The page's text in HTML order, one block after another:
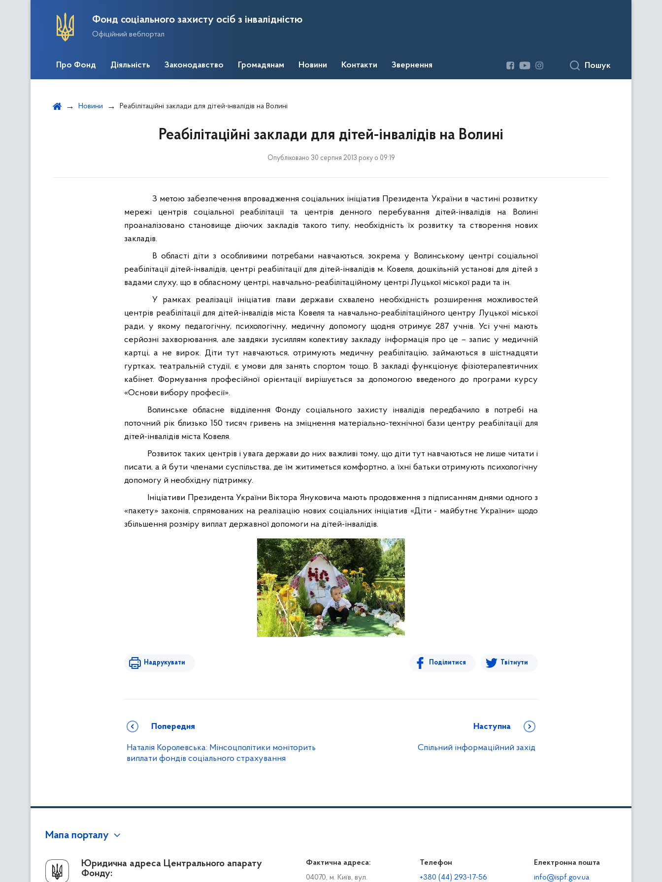
Фонд соціального захисту осіб з інвалідністю
Офіційний вебпортал
Про Фонд Діяльність Законодавство Громадянам Новини Контакти Звернення Пошук
Новини Реабілітаційні заклади для дітей-інвалідів на Волині
Реабілітаційні заклади для дітей-інвалідів на Волині
Опубліковано 30 серпня 2013 року о 09:19
З метою забезпечення впровадження соціальних ініціатив Президента України в частині розвитку
мережі центрів соціальної реабілітації та центрів денного перебування дітей-інвалідів на Волині
проаналізовано становище діючих закладів такого типу, необхідність їх розвитку та створення нових
закладів.
В області діти з особливими потребами навчаються, зокрема у Волинському центрі соціальної
реабілітації дітей-інвалідів, центрі реабілітації для дітей-інвалідів м. Ковеля, дошкільній установі для дітей з
вадами слуху, що в обласному центрі, навчально-реабілітаційному центрі Луцької міської ради та ін.
У рамках реалізації ініціатив глави держави схвалено необхідність розширення можливостей
центрів реабілітації для дітей-інвалідів міста Ковеля та навчально-реабілітаційного центру Луцької міської
ради, у якому педагогічну, психологічну, медичну допомогу щодня отримує 287 учнів. Усі учні мають
серйозні захворювання, але завдяки зусиллям колективу закладу інформація про це – запис у медичній
картці, а не вирок. Діти тут навчаються, отримують медичну реабілітацію, займаються в шістнадцяти
гуртках, театральній студії, є умови для занять спортом тощо. В закладі функціонує фізіотерапевтичних
кабінет. Формування професійної орієнтації вирішується за допомогою введеного до програми курсу
«Основи вибору професії».
Волинське обласне відділення Фонду соціального захисту інвалідів передбачило в потребі на
поточний рік близько 150 тисяч гривень на зміцнення матеріально-технічної бази центру реабілітації для
дітей-інвалідів міста Ковеля.
Розвиток таких центрів і увага держави до них важливі тому, що діти тут навчаються не лише читати і
писати, а й бути членами суспільства, де їм житиметься комфортно, а їхні батьки отримують психологічну
допомогу й необхідну підтримку.
Ініціативи Президента України Віктора Януковича мають продовження з підписанням днями одного з
«пакету» законів, спрямованих на реалізацію нових соціальних ініціатив «Діти - майбутнє України» щодо
збільшення розміру виплат державної допомоги на дітей-інвалідів.
Надрукувати Поділитися Твітнути
Попередня
Наталія Королевська: Мінсоцполітики моніторить
виплати фондів соціального страхування
Наступна
Спільний інформаційний захід
Мапа порталу
Про Фонд
Керівництво
Громадянам
Доступ до публічної інформації
Діяльність
Роботодавцям
Юридична адреса Центрального апарату
Фонду:
Фактична адреса:
04070, м. Київ, вул.
Телефон
+380 (44) 293-17-56
Електронна пошта
info@ispf.gov.ua